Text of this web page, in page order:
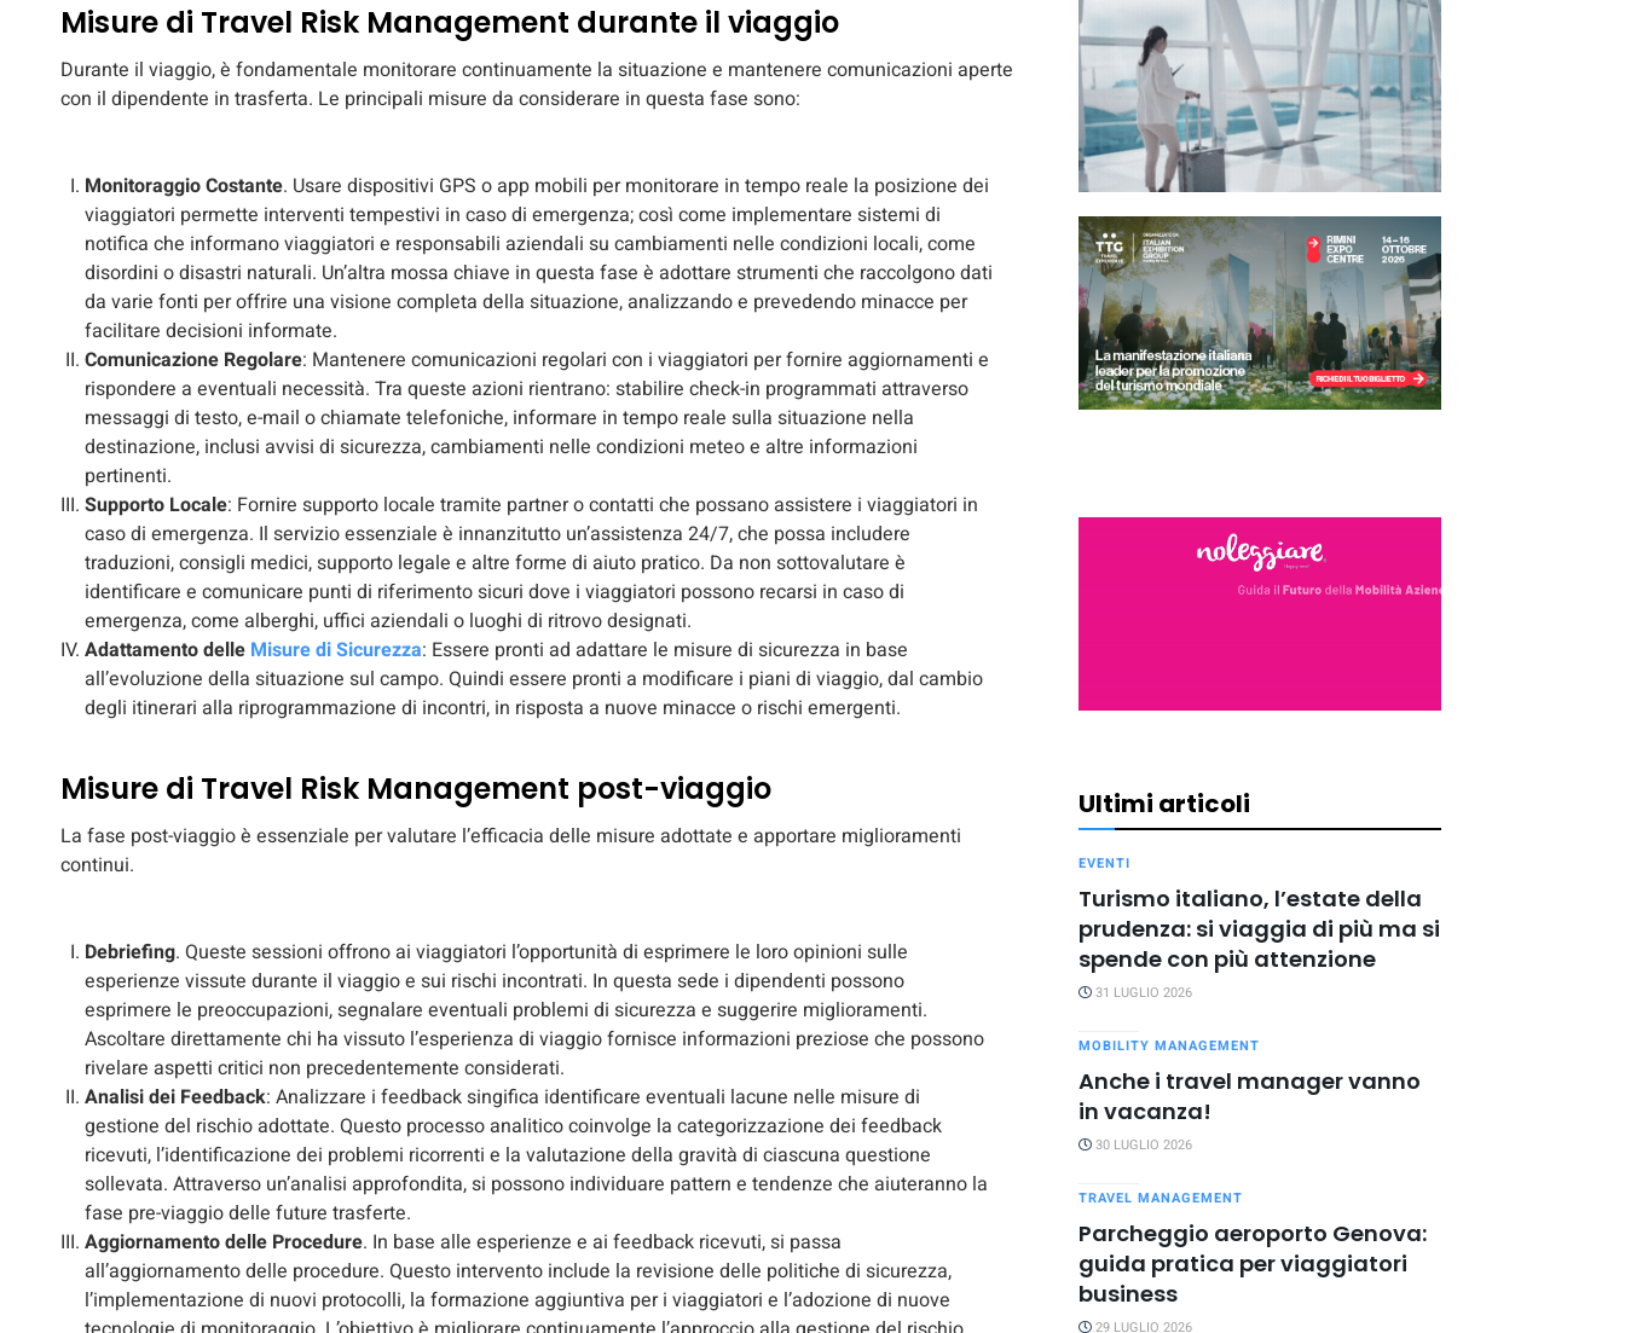
Misure di Travel Risk Management durante il viaggio
Durante il viaggio, è fondamentale monitorare continuamente la situazione e mantenere comunicazioni aperte
con il dipendente in trasferta. Le principali misure da considerare in questa fase sono:
Monitoraggio Costante. Usare dispositivi GPS o app mobili per monitorare in tempo reale la posizione dei
viaggiatori permette interventi tempestivi in caso di emergenza; così come implementare sistemi di
notifica che informano viaggiatori e responsabili aziendali su cambiamenti nelle condizioni locali, come
disordini o disastri naturali. Un’altra mossa chiave in questa fase è adottare strumenti che raccolgono dati
da varie fonti per offrire una visione completa della situazione, analizzando e prevedendo minacce per
facilitare decisioni informate.
Comunicazione Regolare: Mantenere comunicazioni regolari con i viaggiatori per fornire aggiornamenti e
rispondere a eventuali necessità. Tra queste azioni rientrano: stabilire check-in programmati attraverso
messaggi di testo, e-mail o chiamate telefoniche, informare in tempo reale sulla situazione nella
destinazione, inclusi avvisi di sicurezza, cambiamenti nelle condizioni meteo e altre informazioni
pertinenti.
Supporto Locale: Fornire supporto locale tramite partner o contatti che possano assistere i viaggiatori in
caso di emergenza. Il servizio essenziale è innanzitutto un’assistenza 24/7, che possa includere
traduzioni, consigli medici, supporto legale e altre forme di aiuto pratico. Da non sottovalutare è
identificare e comunicare punti di riferimento sicuri dove i viaggiatori possono recarsi in caso di
emergenza, come alberghi, uffici aziendali o luoghi di ritrovo designati.
Adattamento delle Misure di Sicurezza: Essere pronti ad adattare le misure di sicurezza in base
all’evoluzione della situazione sul campo. Quindi essere pronti a modificare i piani di viaggio, dal cambio
degli itinerari alla riprogrammazione di incontri, in risposta a nuove minacce o rischi emergenti.
Misure di Travel Risk Management post-viaggio
La fase post-viaggio è essenziale per valutare l’efficacia delle misure adottate e apportare miglioramenti
continui.
Debriefing. Queste sessioni offrono ai viaggiatori l’opportunità di esprimere le loro opinioni sulle
esperienze vissute durante il viaggio e sui rischi incontrati. In questa sede i dipendenti possono
esprimere le preoccupazioni, segnalare eventuali problemi di sicurezza e suggerire miglioramenti.
Ascoltare direttamente chi ha vissuto l’esperienza di viaggio fornisce informazioni preziose che possono
rivelare aspetti critici non precedentemente considerati.
Analisi dei Feedback: Analizzare i feedback singifica identificare eventuali lacune nelle misure di
gestione del rischio adottate. Questo processo analitico coinvolge la categorizzazione dei feedback
ricevuti, l’identificazione dei problemi ricorrenti e la valutazione della gravità di ciascuna questione
sollevata. Attraverso un’analisi approfondita, si possono individuare pattern e tendenze che aiuteranno la
fase pre-viaggio delle future trasferte.
Aggiornamento delle Procedure. In base alle esperienze e ai feedback ricevuti, si passa
all’aggiornamento delle procedure. Questo intervento include la revisione delle politiche di sicurezza,
l’implementazione di nuovi protocolli, la formazione aggiuntiva per i viaggiatori e l’adozione di nuove
Ultimi articoli
EVENTI
Turismo italiano, l’estate della
prudenza: si viaggia di più ma si
spende con più attenzione
31 LUGLIO 2026
MOBILITY MANAGEMENT
Anche i travel manager vanno
in vacanza!
30 LUGLIO 2026
TRAVEL MANAGEMENT
Parcheggio aeroporto Genova:
guida pratica per viaggiatori
business
29 LUGLIO 2026